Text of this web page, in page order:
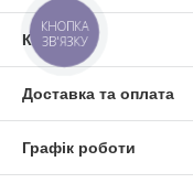
Контакти
Доставка та оплата
Графік роботи
КНОПКА
ЗВ'ЯЗКУ